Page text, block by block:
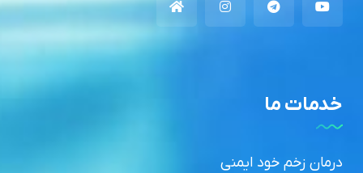
خدمات ما
درمان زخم خود ایمنی